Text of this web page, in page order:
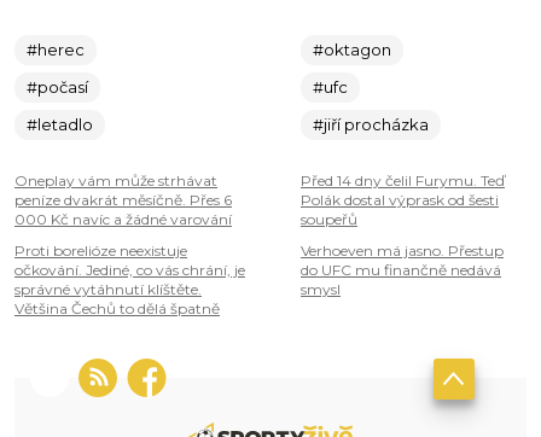
#herec
#počasí
#letadlo
Oneplay vám může strhávat
peníze dvakrát měsíčně. Přes 6
000 Kč navíc a žádné varování
Proti borelióze neexistuje
očkování. Jediné, co vás chrání, je
správné vytáhnutí klíštěte.
Většina Čechů to dělá špatně
#oktagon
#ufc
#jiří procházka
Před 14 dny čelil Furymu. Teď
Polák dostal výprask od šesti
soupeřů
Verhoeven má jasno. Přestup
do UFC mu finančně nedává
smysl